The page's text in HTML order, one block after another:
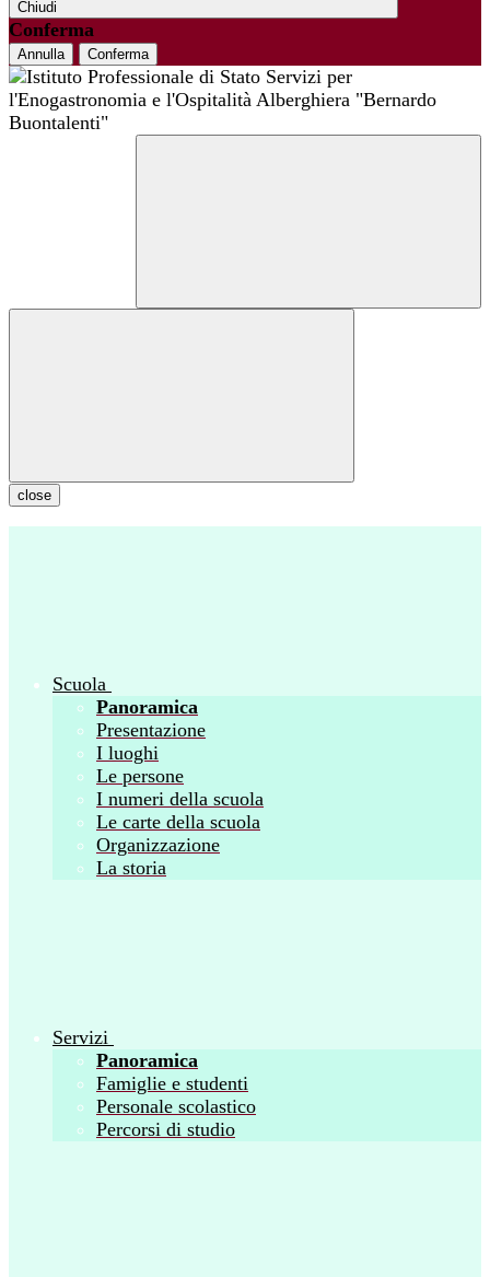
Chiudi
Conferma
Annulla Conferma
close
Scuola
Panoramica
Presentazione
I luoghi
Le persone
I numeri della scuola
Le carte della scuola
Organizzazione
La storia
Servizi
Panoramica
Famiglie e studenti
Personale scolastico
Percorsi di studio